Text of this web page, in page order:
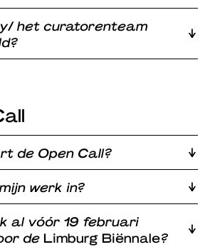
het curatorenteam
de Open Call?
werk in?
al vóór 19 februari
de Limburg Biënnale?